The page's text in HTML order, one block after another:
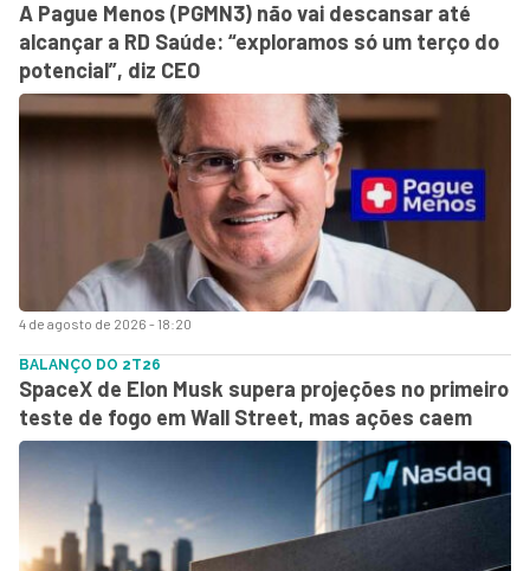
4 de agosto de 2026 - 18:20
A Pague Menos (PGMN3) não vai descansar até
alcançar a RD Saúde: “exploramos só um terço do
potencial”, diz CEO
BALANÇO DO 2T26
SpaceX de Elon Musk supera projeções no primeiro
teste de fogo em Wall Street, mas ações caem